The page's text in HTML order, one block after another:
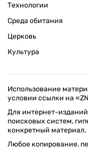
Технологии
Среда обитания
Церковь
Культура
Использование
условии ссылки на
Для интернет-изданий
поисковых систем,
конкретный материал.
Любое копирование,